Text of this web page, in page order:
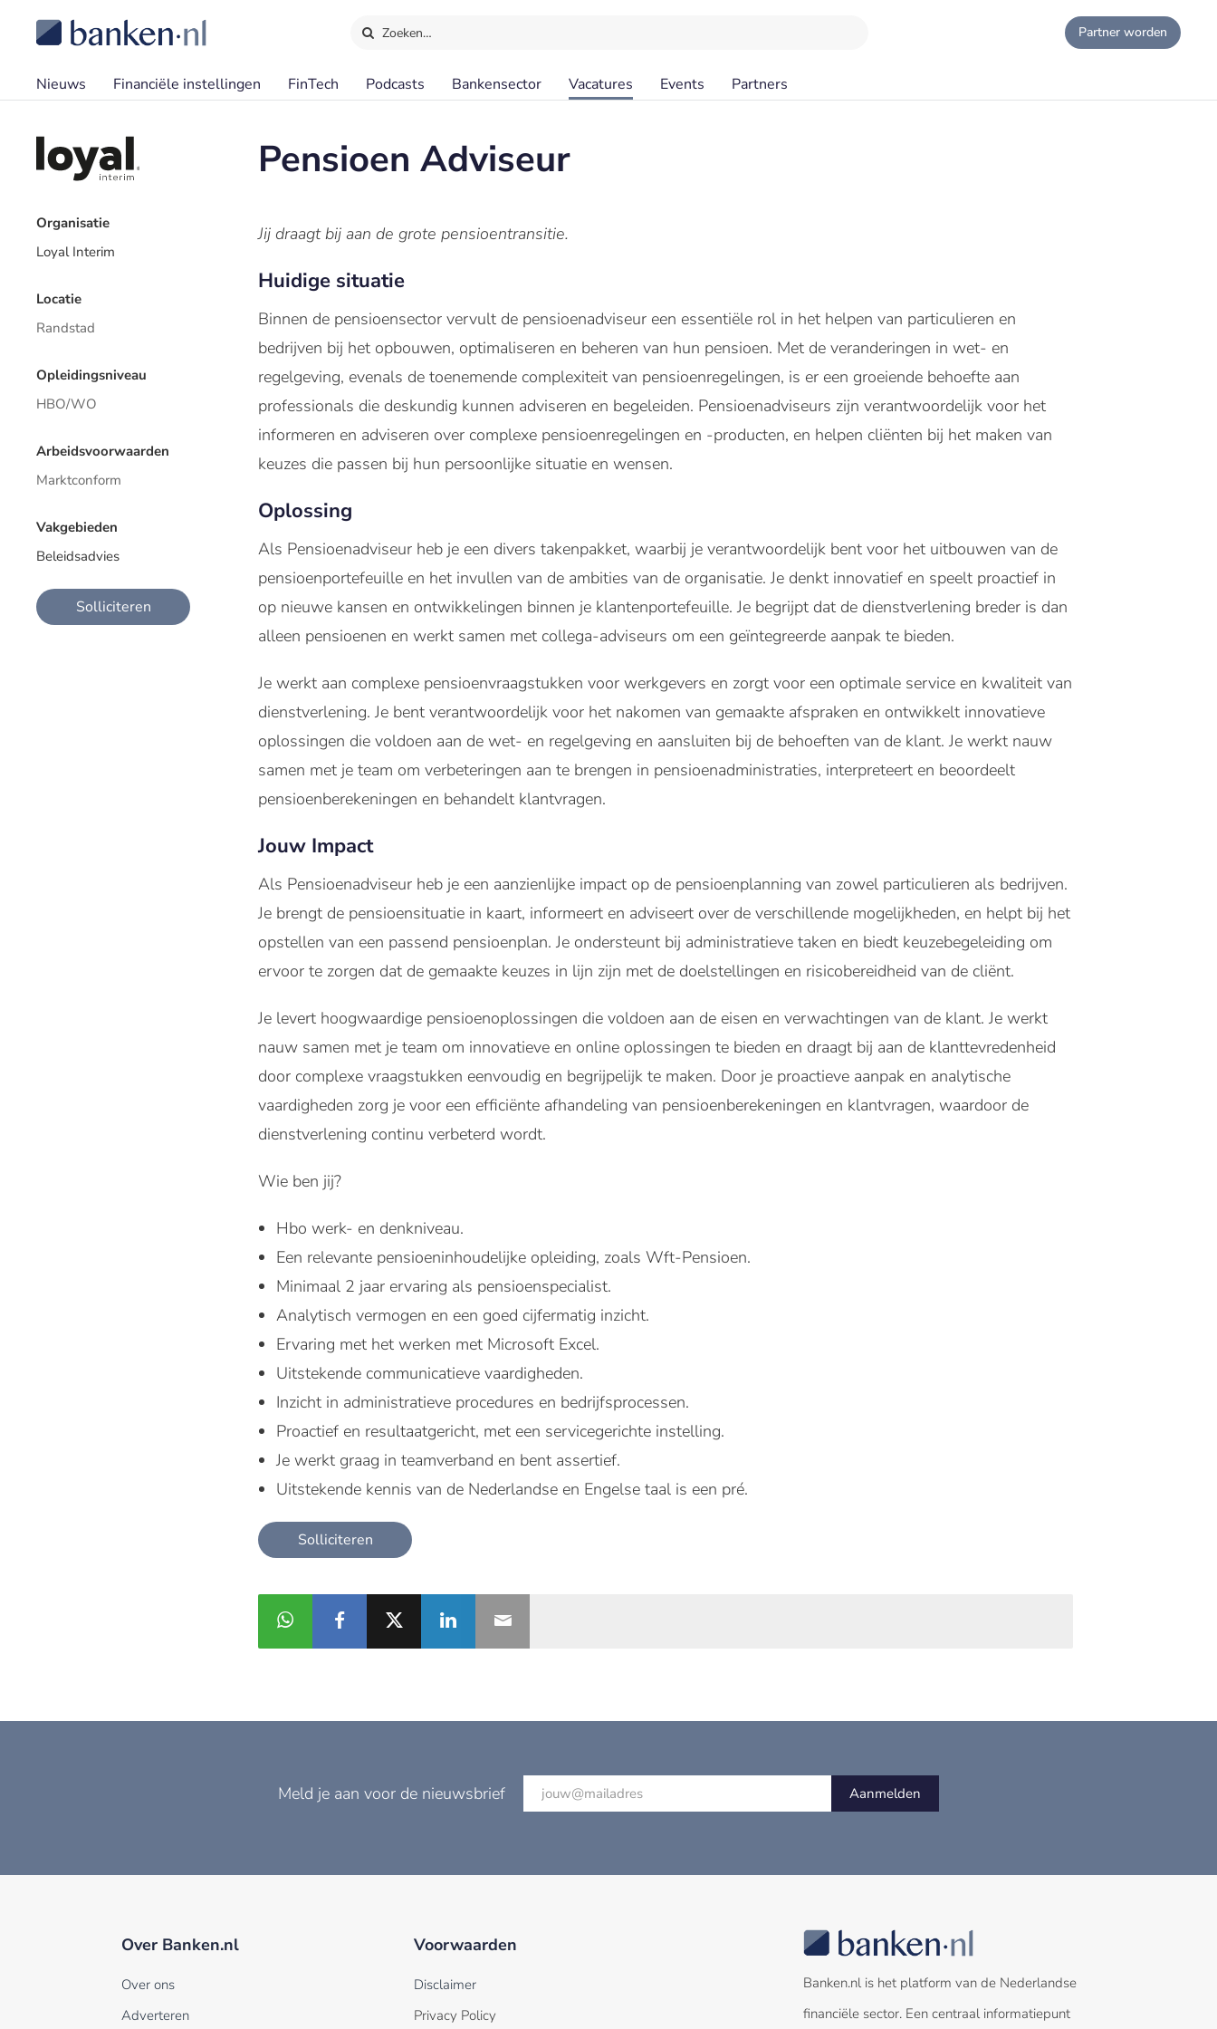
Zoeken… Partner worden
Nieuws Financiële instellingen FinTech Podcasts Bankensector Vacatures Events Partners
Pensioen Adviseur
Organisatie
Loyal Interim
Locatie
Randstad
Opleidingsniveau
HBO/WO
Arbeidsvoorwaarden
Marktconform
Vakgebieden
Beleidsadvies
Solliciteren
Jij draagt bij aan de grote pensioentransitie.
Huidige situatie
Binnen de pensioensector vervult de pensioenadviseur een essentiële rol in het helpen van particulieren en
bedrijven bij het opbouwen, optimaliseren en beheren van hun pensioen. Met de veranderingen in wet- en
regelgeving, evenals de toenemende complexiteit van pensioenregelingen, is er een groeiende behoefte aan
professionals die deskundig kunnen adviseren en begeleiden. Pensioenadviseurs zijn verantwoordelijk voor het
informeren en adviseren over complexe pensioenregelingen en -producten, en helpen cliënten bij het maken van
keuzes die passen bij hun persoonlijke situatie en wensen.
Oplossing
Als Pensioenadviseur heb je een divers takenpakket, waarbij je verantwoordelijk bent voor het uitbouwen van de
pensioenportefeuille en het invullen van de ambities van de organisatie. Je denkt innovatief en speelt proactief in
op nieuwe kansen en ontwikkelingen binnen je klantenportefeuille. Je begrijpt dat de dienstverlening breder is dan
alleen pensioenen en werkt samen met collega-adviseurs om een geïntegreerde aanpak te bieden.
Je werkt aan complexe pensioenvraagstukken voor werkgevers en zorgt voor een optimale service en kwaliteit van
dienstverlening. Je bent verantwoordelijk voor het nakomen van gemaakte afspraken en ontwikkelt innovatieve
oplossingen die voldoen aan de wet- en regelgeving en aansluiten bij de behoeften van de klant. Je werkt nauw
samen met je team om verbeteringen aan te brengen in pensioenadministraties, interpreteert en beoordeelt
pensioenberekeningen en behandelt klantvragen.
Jouw Impact
Als Pensioenadviseur heb je een aanzienlijke impact op de pensioenplanning van zowel particulieren als bedrijven.
Je brengt de pensioensituatie in kaart, informeert en adviseert over de verschillende mogelijkheden, en helpt bij het
opstellen van een passend pensioenplan. Je ondersteunt bij administratieve taken en biedt keuzebegeleiding om
ervoor te zorgen dat de gemaakte keuzes in lijn zijn met de doelstellingen en risicobereidheid van de cliënt.
Je levert hoogwaardige pensioenoplossingen die voldoen aan de eisen en verwachtingen van de klant. Je werkt
nauw samen met je team om innovatieve en online oplossingen te bieden en draagt bij aan de klanttevredenheid
door complexe vraagstukken eenvoudig en begrijpelijk te maken. Door je proactieve aanpak en analytische
vaardigheden zorg je voor een efficiënte afhandeling van pensioenberekeningen en klantvragen, waardoor de
dienstverlening continu verbeterd wordt.
Wie ben jij?
Hbo werk- en denkniveau.
Een relevante pensioeninhoudelijke opleiding, zoals Wft-Pensioen.
Minimaal 2 jaar ervaring als pensioenspecialist.
Analytisch vermogen en een goed cijfermatig inzicht.
Ervaring met het werken met Microsoft Excel.
Uitstekende communicatieve vaardigheden.
Inzicht in administratieve procedures en bedrijfsprocessen.
Proactief en resultaatgericht, met een servicegerichte instelling.
Je werkt graag in teamverband en bent assertief.
Uitstekende kennis van de Nederlandse en Engelse taal is een pré.
Solliciteren
Meld je aan voor de nieuwsbrief Aanmelden
Over Banken.nl
Over ons
Adverteren
Voorwaarden
Disclaimer
Privacy Policy
Banken.nl is het platform van de Nederlandse
financiële sector. Een centraal informatiepunt